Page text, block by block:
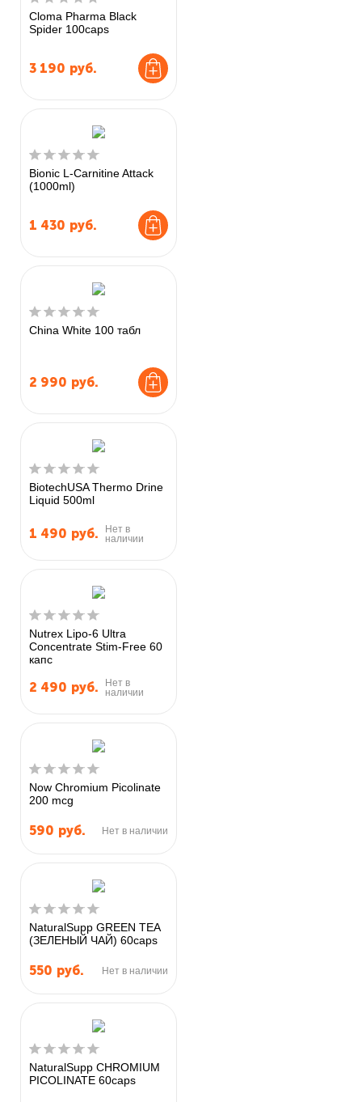
Cloma Pharma Black
Spider 100caps
3 190 руб.
Bionic L-Carnitine Attack
(1000ml)
1 430 руб.
China White 100 табл
2 990 руб.
BiotechUSA Thermo Drine
Liquid 500ml
1 490 руб.
Нет в
наличии
Nutrex Lipo-6 Ultra
Concentrate Stim-Free 60
капс
2 490 руб.
Нет в
наличии
Now Chromium Picolinate
200 mcg
590 руб. Нет в наличии
NaturalSupp GREEN TEA
(ЗЕЛЕНЫЙ ЧАЙ) 60caps
550 руб. Нет в наличии
NaturalSupp CHROMIUM
PICOLINATE 60caps